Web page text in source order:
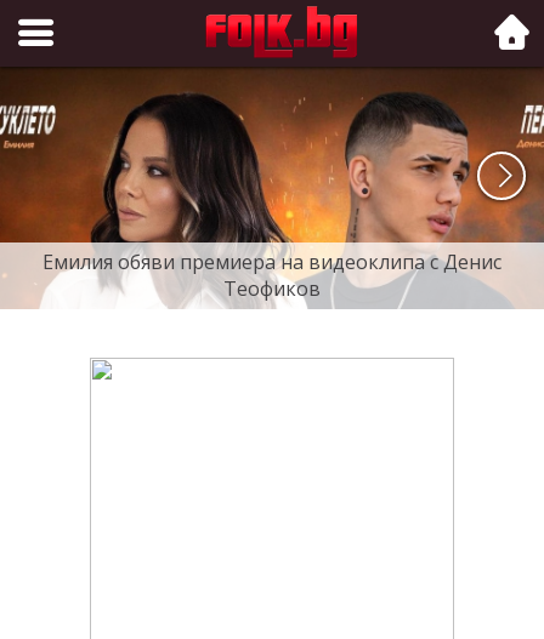
Folk.bg
Емилия обяви премиера на видеоклипа с Денис
Теофиков